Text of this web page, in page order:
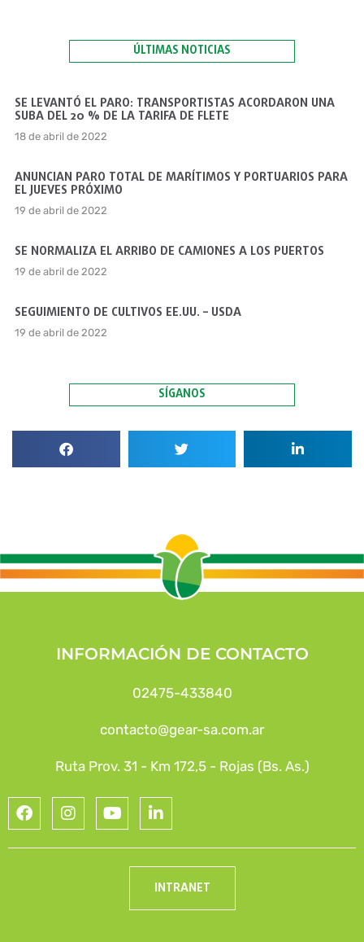
ÚLTIMAS NOTICIAS
SE LEVANTÓ EL PARO: TRANSPORTISTAS ACORDARON UNA
SUBA DEL 20 % DE LA TARIFA DE FLETE
18 de abril de 2022
ANUNCIAN PARO TOTAL DE MARÍTIMOS Y PORTUARIOS PARA
EL JUEVES PRÓXIMO
19 de abril de 2022
SE NORMALIZA EL ARRIBO DE CAMIONES A LOS PUERTOS
19 de abril de 2022
SEGUIMIENTO DE CULTIVOS EE.UU. – USDA
19 de abril de 2022
SÍGANOS
INFORMACIÓN DE CONTACTO
02475-433840
contacto@gear-sa.com.ar
Ruta Prov. 31 - Km 172,5 - Rojas (Bs. As.)
INTRANET